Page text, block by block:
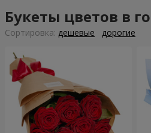
Букеты цветов в
Cортировка: дешевые дорогие